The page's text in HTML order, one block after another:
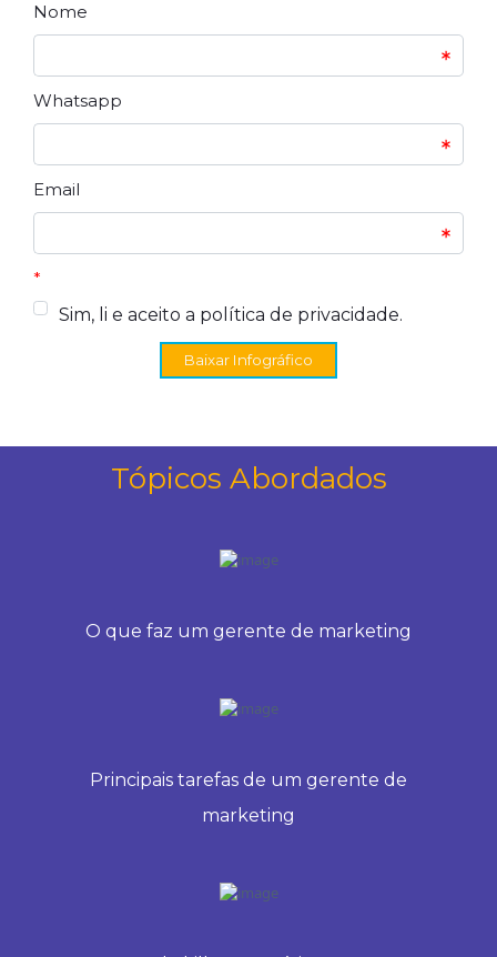
Nome
Whatsapp
Email
*
Sim, li e aceito a política de privacidade.
Baixar Infográfico
Tópicos Abordados
O que faz um gerente de marketing
Principais tarefas de um gerente de
marketing